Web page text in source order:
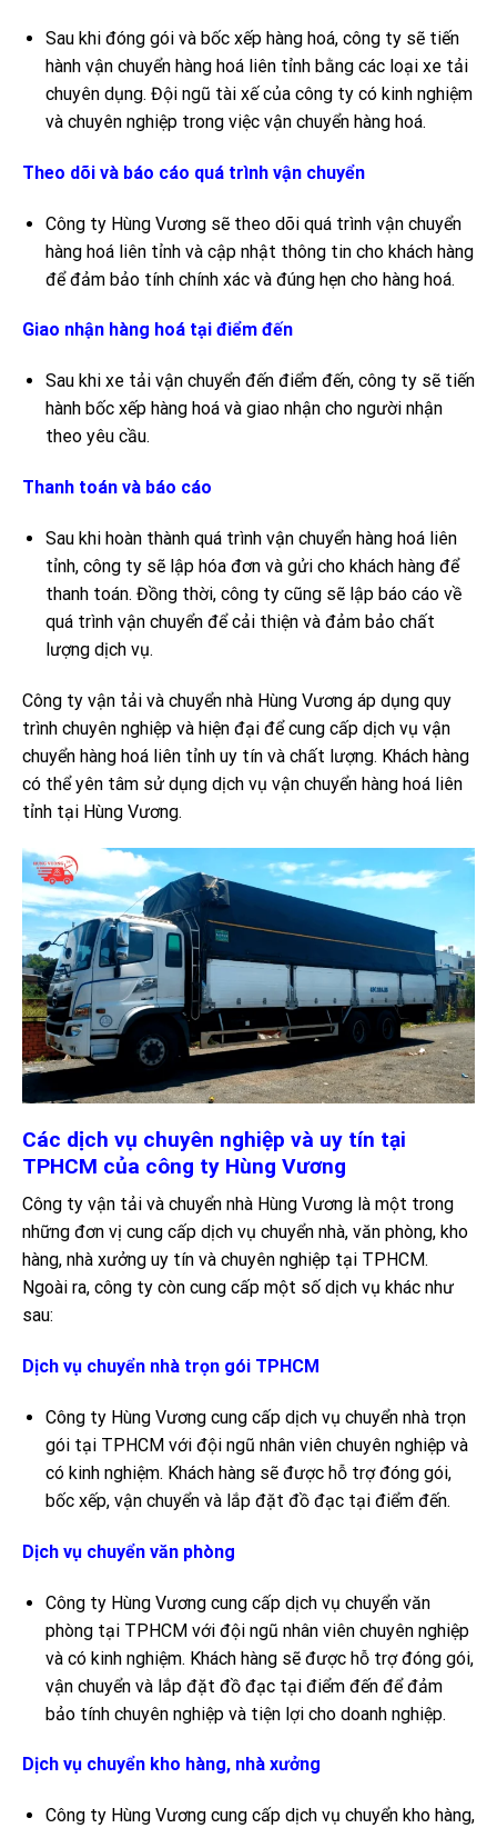
Sau khi đóng gói và bốc xếp hàng hoá, công ty sẽ tiến
hành vận chuyển hàng hoá liên tỉnh bằng các loại xe tải
chuyên dụng. Đội ngũ tài xế của công ty có kinh nghiệm
và chuyên nghiệp trong việc vận chuyển hàng hoá.
Theo dõi và báo cáo quá trình vận chuyển
Công ty Hùng Vương sẽ theo dõi quá trình vận chuyển
hàng hoá liên tỉnh và cập nhật thông tin cho khách hàng
để đảm bảo tính chính xác và đúng hẹn cho hàng hoá.
Giao nhận hàng hoá tại điểm đến
Sau khi xe tải vận chuyển đến điểm đến, công ty sẽ tiến
hành bốc xếp hàng hoá và giao nhận cho người nhận
theo yêu cầu.
Thanh toán và báo cáo
Sau khi hoàn thành quá trình vận chuyển hàng hoá liên
tỉnh, công ty sẽ lập hóa đơn và gửi cho khách hàng để
thanh toán. Đồng thời, công ty cũng sẽ lập báo cáo về
quá trình vận chuyển để cải thiện và đảm bảo chất
lượng dịch vụ.
Công ty vận tải và chuyển nhà Hùng Vương áp dụng quy
trình chuyên nghiệp và hiện đại để cung cấp dịch vụ vận
chuyển hàng hoá liên tỉnh uy tín và chất lượng. Khách hàng
có thể yên tâm sử dụng dịch vụ vận chuyển hàng hoá liên
tỉnh tại Hùng Vương.
Các dịch vụ chuyên nghiệp và uy tín tại
TPHCM của công ty Hùng Vương
Công ty vận tải và chuyển nhà Hùng Vương là một trong
những đơn vị cung cấp dịch vụ chuyển nhà, văn phòng, kho
hàng, nhà xưởng uy tín và chuyên nghiệp tại TPHCM.
Ngoài ra, công ty còn cung cấp một số dịch vụ khác như
sau:
Dịch vụ chuyển nhà trọn gói TPHCM
Công ty Hùng Vương cung cấp dịch vụ chuyển nhà trọn
gói tại TPHCM với đội ngũ nhân viên chuyên nghiệp và
có kinh nghiệm. Khách hàng sẽ được hỗ trợ đóng gói,
bốc xếp, vận chuyển và lắp đặt đồ đạc tại điểm đến.
Dịch vụ chuyển văn phòng
Công ty Hùng Vương cung cấp dịch vụ chuyển văn
phòng tại TPHCM với đội ngũ nhân viên chuyên nghiệp
và có kinh nghiệm. Khách hàng sẽ được hỗ trợ đóng gói,
vận chuyển và lắp đặt đồ đạc tại điểm đến để đảm
bảo tính chuyên nghiệp và tiện lợi cho doanh nghiệp.
Dịch vụ chuyển kho hàng, nhà xưởng
Công ty Hùng Vương cung cấp dịch vụ chuyển kho hàng,